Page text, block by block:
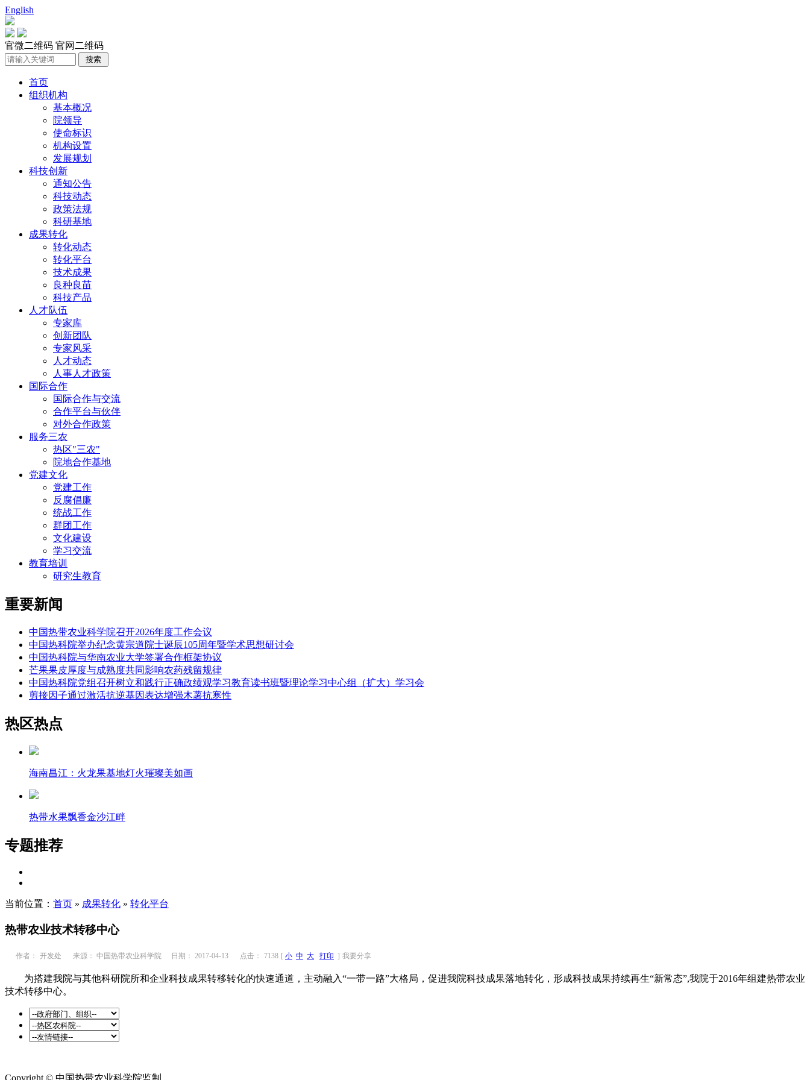
English
官微二维码 官网二维码
首页
组织机构
基本概况
院领导
使命标识
机构设置
发展规划
科技创新
通知公告
科技动态
政策法规
科研基地
成果转化
转化动态
转化平台
技术成果
良种良苗
科技产品
人才队伍
专家库
创新团队
专家风采
人才动态
人事人才政策
国际合作
国际合作与交流
合作平台与伙伴
对外合作政策
服务三农
热区"三农"
院地合作基地
党建文化
党建工作
反腐倡廉
统战工作
群团工作
文化建设
学习交流
教育培训
研究生教育
重要新闻
中国热带农业科学院召开2026年度工作会议
中国热科院举办纪念黄宗道院士诞辰105周年暨学术思想研讨会
中国热科院与华南农业大学签署合作框架协议
芒果果皮厚度与成熟度共同影响农药残留规律
中国热科院党组召开树立和践行正确政绩观学习教育读书班暨理论学习中心组（扩大）学习会
剪接因子通过激活抗逆基因表达增强木薯抗寒性
热区热点
海南昌江：火龙果基地灯火璀璨美如画
热带水果飘香金沙江畔
专题推荐
当前位置： 首页 » 成果转化 » 转化平台
热带农业技术转移中心
作者： 开发处 来源： 中国热带农业科学院 日期： 2017-04-13 点击： 7138 [ 小 中 大 打印 ] 我要分享
为搭建我院与其他科研院所和企业科技成果转移转化的快速通道，主动融入“一带一路”大格局，促进我院科技成果落地转化，形成科技成果持续再生“新常态”,我院于2016年组建热带农业
技术转移中心。
Copyright © 中国热带农业科学院监制